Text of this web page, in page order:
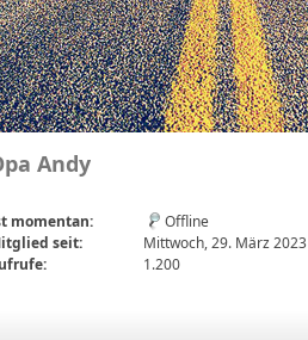
Andy
momentan:
Offline
seit:
Mittwoch, 29. März 2023
1.200